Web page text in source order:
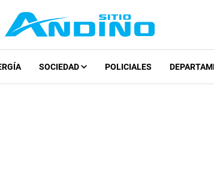
SOCIEDAD POLICIALES